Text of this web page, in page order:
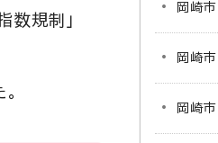
数規制」
岡崎
岡崎市
岡崎